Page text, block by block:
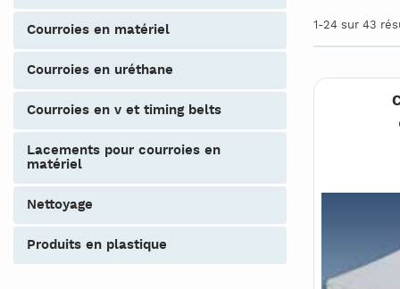
courroies en matériel
courroies en uréthane
courroies en v et timing belts
lacements pour courroies en
matériel
nettoyage
produits en plastique
1-24 sur 43